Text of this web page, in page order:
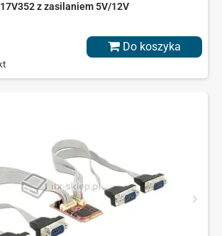
z zasilaniem 5V/12V
Do koszyka